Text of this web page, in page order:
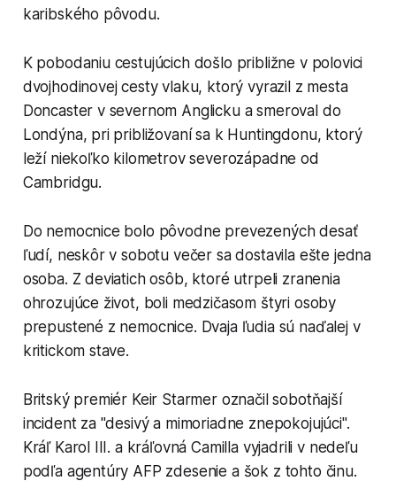
karibského pôvodu.
K pobodaniu cestujúcich došlo približne v polovici
dvojhodinovej cesty vlaku, ktorý vyrazil z mesta
Doncaster v severnom Anglicku a smeroval do
Londýna, pri približovaní sa k Huntingdonu, ktorý
leží niekoľko kilometrov severozápadne od
Cambridgu.
Do nemocnice bolo pôvodne prevezených desať
ľudí, neskôr v sobotu večer sa dostavila ešte jedna
osoba. Z deviatich osôb, ktoré utrpeli zranenia
ohrozujúce život, boli medzičasom štyri osoby
prepustené z nemocnice. Dvaja ľudia sú naďalej v
kritickom stave.
Britský premiér Keir Starmer označil sobotňajší
incident za "desivý a mimoriadne znepokojujúci".
Kráľ Karol III. a kráľovná Camilla vyjadrili v nedeľu
podľa agentúry AFP zdesenie a šok z tohto činu.